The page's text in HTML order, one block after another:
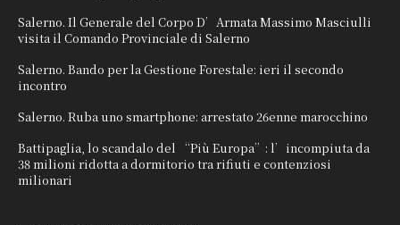
Salerno. Il Generale del Corpo D’Armata Massimo Masciulli
visita il Comando Provinciale di Salerno
Salerno. Bando per la Gestione Forestale: ieri il secondo
incontro
Salerno. Ruba uno smartphone: arrestato 26enne marocchino
Battipaglia, lo scandalo del “Più Europa”: l’incompiuta da
38 milioni ridotta a dormitorio tra rifiuti e contenziosi
milionari